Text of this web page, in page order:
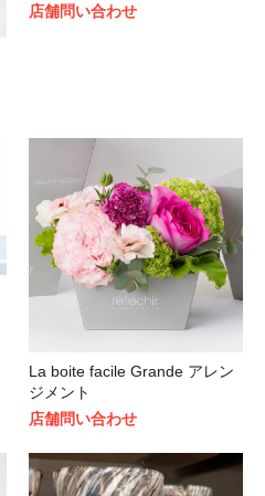
店舗問い合わせ
La boite facile Grande アレン
ジメント
店舗問い合わせ